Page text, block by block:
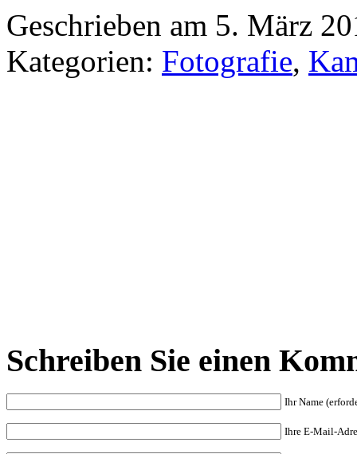
Geschrieben am 5. März
Kategorien: Fotografie,
Schreiben Sie einen
Ihr Name
Ihre E-Mail-